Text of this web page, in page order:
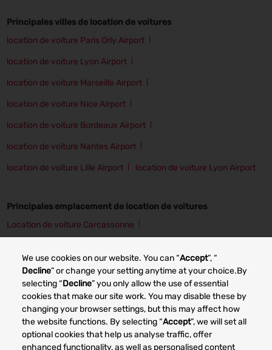
We use cookies on our website. You can “Accept”, “
Decline” or change your setting anytime at your choice.By
selecting “Decline” you only allow the use of essential
cookies that make our site work. You may disable these by
changing your browser settings, but this may affect how
the website functions. By selecting “Accept”, we will set all
optional cookies that help us analyse traffic, offer
enhanced functionality, as well as personalised content
Principales villes de location de voitures
location de voiture Paris Orly Airport
location de voiture Lyon Airport
location de voiture Marseille Airport
location de voiture Nice Airport
location de voiture Bordeaux Airport
location de voiture Nantes Airport
location de voiture Lille Airport location de voiture Lyon Airport
Principales emplacement de location de voitures
Location de voiture Carcassonne
Location de voiture Angers Location de voiture Lille
Location de voiture Lyon Location de voiture Nancy
Location de voiture Bordeaux